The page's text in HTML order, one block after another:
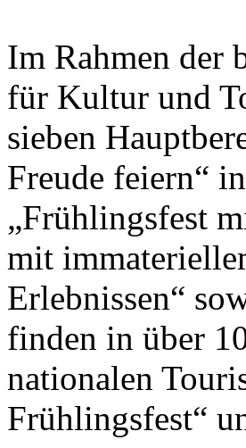
Im Rahmen der
für Kultur und
sieben
Freude feiern“
„Frühlingsfest
mit
Erlebnissen“
finden in über
nationalen
Frühlingsfest“